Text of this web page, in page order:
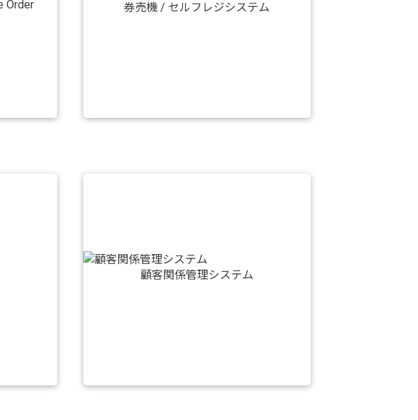
券売機 / セルフレジシステム
顧客関係管理システム